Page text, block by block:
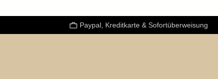
Paypal, Kreditkarte & Sofortüberweisung